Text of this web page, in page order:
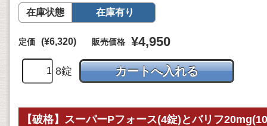
在庫状態 在庫有り
定価 (¥6,320) 販売価格 ¥4,950
8錠
【破格】スーパーPフォース(4錠)とバリフ